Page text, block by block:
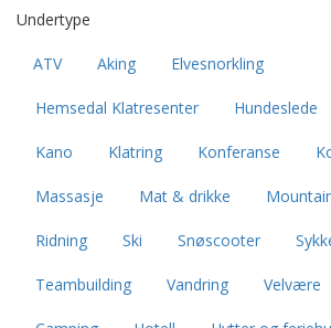
Undertype
ATV Aking Elvesnorkling
Hemsedal Klatresenter Hundeslede
Kano Klatring Konferanse
Massasje Mat & drikke
Ridning Ski Snøscooter
Teambuilding Vandring Velvære